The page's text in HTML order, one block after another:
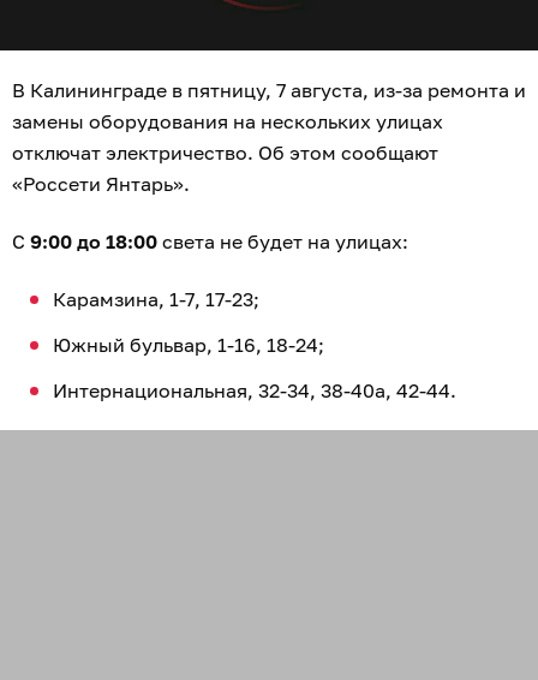
В Калининграде в пятницу, 7 августа, из-за ремонта и
замены оборудования на нескольких улицах
отключат электричество. Об этом сообщают
«Россети Янтарь».
С 9:00 до 18:00 света не будет на улицах:
Карамзина, 1-7, 17-23;
Южный бульвар, 1-16, 18-24;
Интернациональная, 32-34, 38-40а, 42-44.